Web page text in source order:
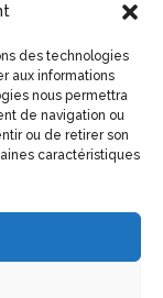
des technologies
aux informations
nous permettra
de navigation ou
ou de retirer son
caractéristiques